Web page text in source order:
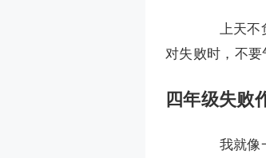
上天不负
对失败时，不要
四年级失败
我就像一